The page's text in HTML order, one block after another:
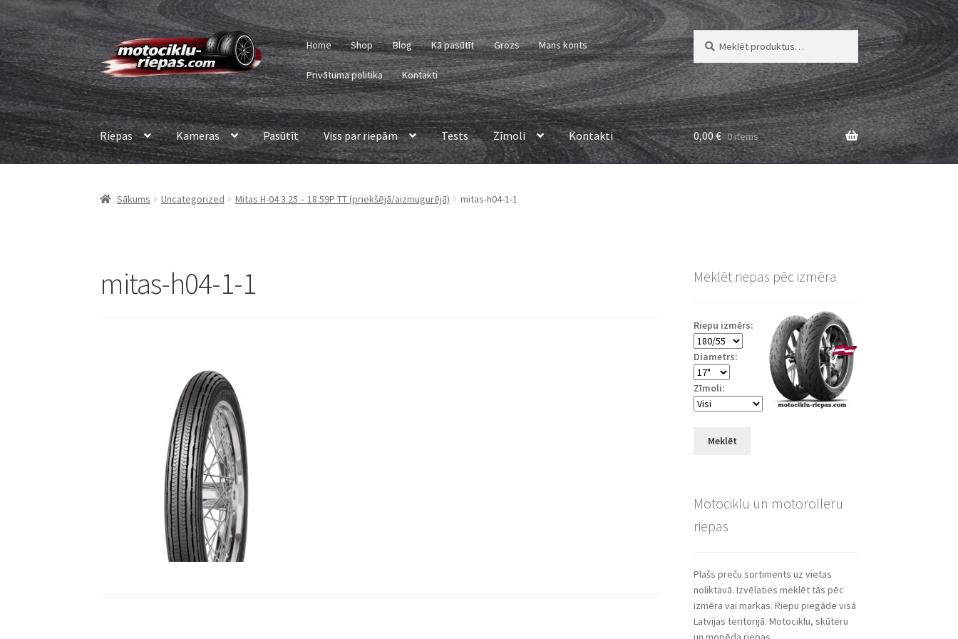
Skip
to
navigation
Skip
to
content
Home Shop Blog Kā pasūtīt Grozs Mans konts
Privātuma politika Kontakti
Meklēt:
Meklēt
Riepas Kameras Pasūtīt Viss par riepām Tests Zīmoli Kontakti 0,00€ 0 items
Sākums Uncategorized Mitas H-04 3.25 – 18 59P TT (priekšējā/aizmugurējā) mitas-h04-1-1
mitas-h04-1-1 Meklēt riepas pēc izmēra
Riepu izmērs:
Diametrs:
Zīmoli:
Meklēt
Motociklu un motorolleru
riepas
Plašs preču sortiments uz vietas
noliktavā. Izvēlaties meklēt tās pēc
izmēra vai markas. Riepu piegāde visā
Latvijas teritorijā. Motociklu, skūteru